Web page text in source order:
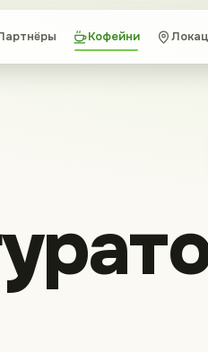
Кофейни